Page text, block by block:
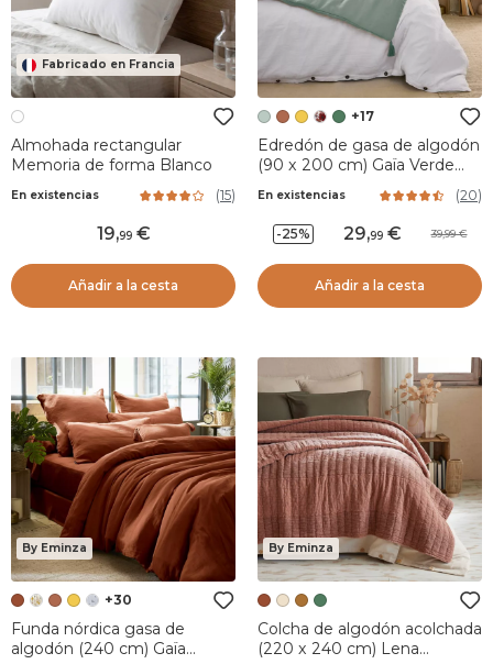
Fabricado en Francia
Almohada rectangular
Memoria de forma Blanco
En existencias (15)
19,99
Añadir a la cesta
+17
Edredón de gasa de algodón
(90 x 200 cm) Gaïa Verde
En existencias (20)
-25% 29,99 39,99
Añadir a la cesta
By Eminza
+30
Funda nórdica gasa de
algodón (240 cm) Gaïa
By Eminza
Colcha de algodón acolchada
(220 x 240 cm) Lena